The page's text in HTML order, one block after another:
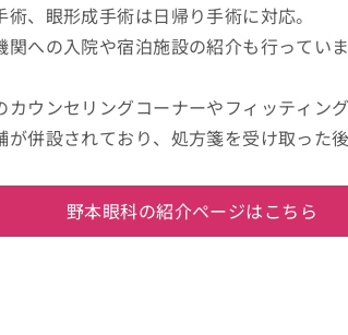
、眼形成手術は日帰り手術に対応。
への入院や宿泊施設の紹介も行っていま
ウンセリングコーナーやフィッティング
併設されており、処方箋を受け取った
野本眼科の紹介ページはこちら